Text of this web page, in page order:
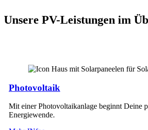
Unsere PV-Leistungen im
Photovoltaik
Mit einer Photovoltaikanlage beginnt Deine
Energiewende.